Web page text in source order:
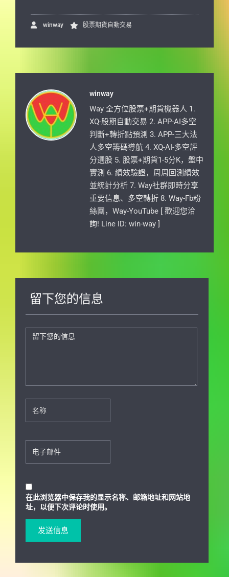
winway 股票期貨自動交易
winway
Way 全方位股票+期貨機器人 1.
XQ-股期自動交易 2. APP-AI多空
判斷+轉折點預測 3. APP-三大法
人多空籌碼導航 4. XQ-AI-多空評
分選股 5. 股票+期貨1-5分K，盤中
實測 6. 績效驗證，周周回測績效
並統計分析 7. Way社群即時分享
重要信息、多空轉折 8. Way-Fb粉
絲團，Way-YouTube [ 歡迎您洽
詢! Line ID: win-way ]
留下您的信息
在此浏览器中保存我的显示名称、邮箱地址和网站地
址，以便下次评论时使用。